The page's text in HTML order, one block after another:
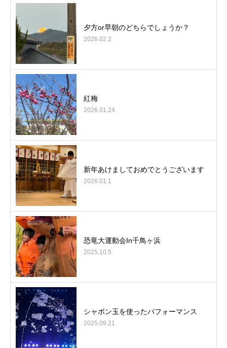
夕方or早朝のどちらでしょうか？
2026.02.2
紅梅
2026.01.24
新年あけましておめでとうございます
2026.01.1
恐竜大運動会In千鳥ヶ浜
2025.10.5
シャボン玉を使ったパフォーマンス
2025.09.21